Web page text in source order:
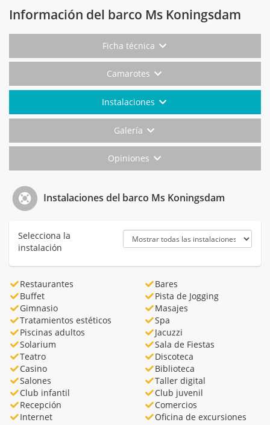
Información del barco Ms Koningsdam
Ficha técnica
Camarotes
Instalaciones
Galería
Opiniones
Instalaciones del barco Ms Koningsdam
Selecciona la
instalación
Restaurantes
Bares
Buffet
Pista de Jogging
Gimnasio
Masajes
Tratamientos estéticos
Spa
Piscinas adultos
Jacuzzi
Solarium
Sala de Fiestas
Teatro
Discoteca
Casino
Biblioteca
Salones
Taller digital
Club infantil
Club juvenil
Recepción
Comercios
Internet
Oficina de excursiones